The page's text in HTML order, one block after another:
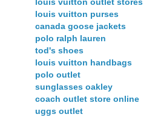
louis vuitton purses
canada goose jackets
polo ralph lauren
tod's shoes
louis vuitton handbags
polo outlet
sunglasses oakley
coach outlet store online
uggs outlet